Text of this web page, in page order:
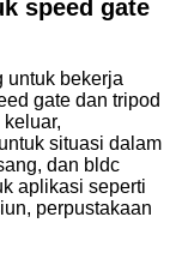
speed gate
untuk bekerja
gate dan tripod
situasi dalam
dan bldc
aplikasi seperti
perpustakaan